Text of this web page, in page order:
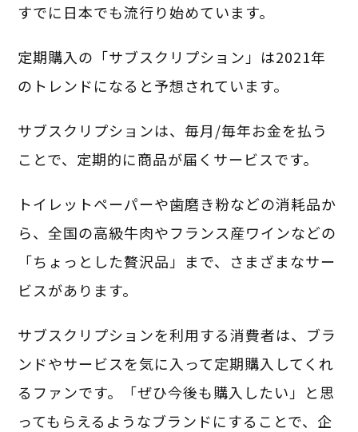
すでに日本でも流行り始めています。
定期購入の「サブスクリプション」は2021年
のトレンドになると予想されています。
サブスクリプションは、毎月/毎年お金を払う
ことで、定期的に商品が届くサービスです。
トイレットペーパーや歯磨き粉などの消耗品か
ら、全国の高級牛肉やフランス産ワインなどの
「ちょっとした贅沢品」まで、さまざまなサー
ビスがあります。
サブスクリプションを利用する消費者は、ブラ
ンドやサービスを気に入って定期購入してくれ
るファンです。「ぜひ今後も購入したい」と思
ってもらえるようなブランドにすることで、企